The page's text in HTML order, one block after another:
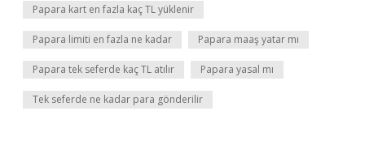
Papara kart en fazla kaç TL yüklenir
Papara limiti en fazla ne kadar Papara maaş yatar mı
Papara tek seferde kaç TL atılır Papara yasal mı
Tek seferde ne kadar para gönderilir